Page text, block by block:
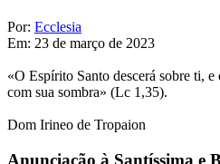
Por: Ecclesia
Em: 23 de março de 2023
«O Espírito Santo descerá sobre ti,
com sua sombra» (Lc 1,35).
Dom Irineo de Tropaion​
Anunciação à Santíssima e